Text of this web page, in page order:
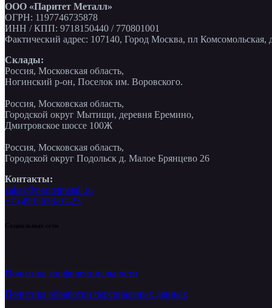
ООО «Паритет Металл»
ОГРН: 1197746735878
ИНН / КПП: 9718150440 / 770801001
Фактический адрес: 107140, Город Москва, пл
Склады:
Россия, Московская область,
Ногинский р-он, Поселок им. Воровского.
Россия, Московская область,
Городской округ Мытищи, деревня Еремино,
Дмитровское шоссе 100Ж
Россия, Московская область,
Городской округ Подольск д. Малое Брянцево 26
Контакты:
zakaz@paritetmetall.ru
+7 (499) 678-01-23
Социальные сети
Политика конфиденциальности
Политика обработки персональных данных